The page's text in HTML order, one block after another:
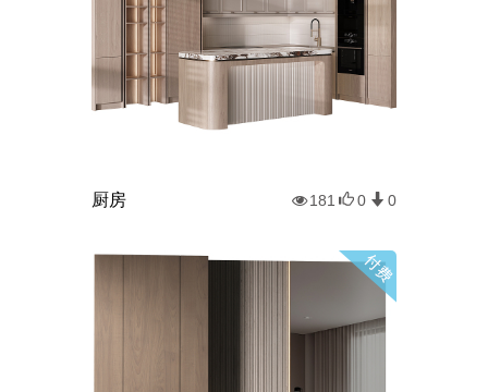
厨房 181 0 0